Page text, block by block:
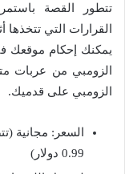
تتطور القصة
القرارات التي تتخذها
يمكنك إحكام موقعك
الزومبي من عربات
الزومبي على قدميك.
السعر: مجانية
0.99 دولار)